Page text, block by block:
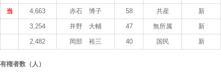
当 4,663 赤石 博子 58 共産 新
3,254 井野 大輔 47 無所属 新
2,482 岡部 裕三 40 国民 新
有権者数（人）